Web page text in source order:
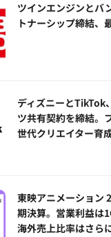
ツインエンジンとバ
トナーシップ締結、
ディズニーとTikTok
ツ共有契約を締結。
世代クリエイター育
東映アニメーション
期決算。営業利益は
海外売上比率はさら